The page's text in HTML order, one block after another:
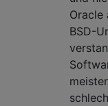
Oracle
BSD-